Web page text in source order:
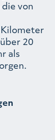
von
20
als